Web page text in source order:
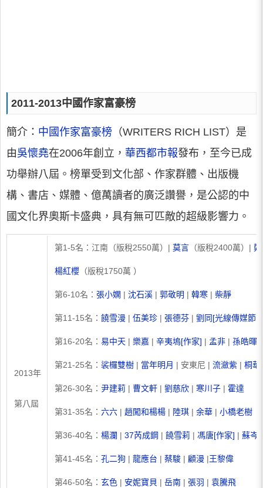
2011-2013中國作家富豪榜
簡介 ： 中國作家富豪榜 （WRITERS RICH LIST）是
由吳懷堯在2006年創立， 華西都市報發布，至今已成
功舉辦八屆。榜單受到文化部、作家群體、出版機
構、書店、媒體、億萬讀者的廣泛讚譽，是公認的中
國文化界奧斯卡盛典，具有無可匹敵的超級影響力。
2013年
第八屆
第1-5名：江南（版稅2550萬）| 莫言 （版稅2400萬）|
楊紅櫻 （版稅1750萬 ）
第6-10名： 張小嫻 | 沈石溪 | 郭敬明 | 韓寒 | 柴靜
第11-15名： 饒雪漫 | 伍美珍 | 張德芬 | 劉同[光線傳媒節
第16-20名： 易中天 | 樂嘉 | 辛夷塢[作家] | 孟非 | 孫皓暉
第21-25名： 裟欏雙樹 | 當年明月 | 安東尼 | 流瀲紫 | 桐華
第26-30名： 尹建莉 | 曹文軒 | 劉慈欣 | 寒川子 | 霍達
第31-35名： 六六 | 趙闖和楊楊 | 陸琪 | 余華 | 小橋老樹
第36-40名： 楊瀾 | 37芮成鋼 | 饒雪莉 | 馮唐[作家] | 蘇岑
第41-45名： 孔二狗 | 龍應台 | 蔡駿 | 顧漫 |王黎偉
第46-50名： 玄色 | 安妮寶貝 | 岳南 | 張羽 | 袁騰飛